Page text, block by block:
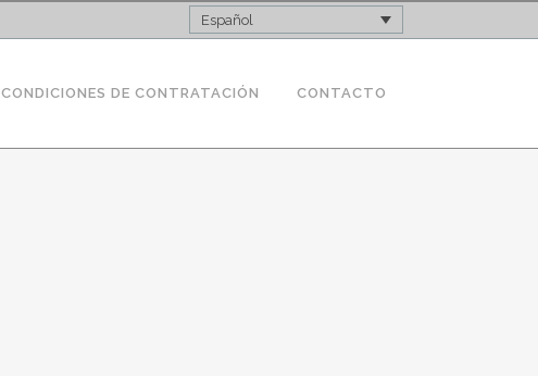
Español
CONDICIONES DE CONTRATACIÓN CONTACTO